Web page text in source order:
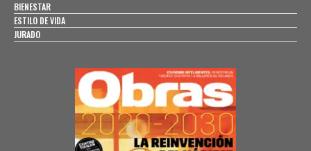
BIENESTAR
ESTILO DE VIDA
JURADO